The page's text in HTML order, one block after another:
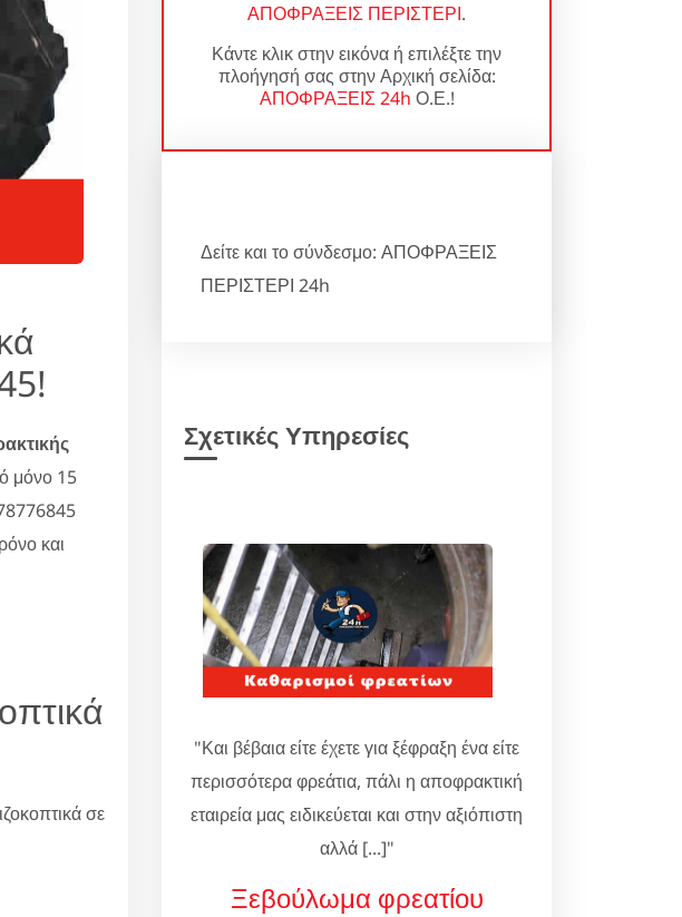
μόνο 15
και
σε
ΑΠΟΦΡΑΞΕΙΣ ΠΕΡΙΣΤΕΡΙ.
Κάντε κλικ στην εικόνα ή επιλέξτε την
πλοήγησή σας στην Αρχική σελίδα:
ΑΠΟΦΡΑΞΕΙΣ 24h Ο.Ε.!
Δείτε και το σύνδεσμο: ΑΠΟΦΡΑΞΕΙΣ
ΠΕΡΙΣΤΕΡΙ 24h
Σχετικές Υπηρεσίες
"Και βέβαια είτε έχετε για ξέφραξη ένα είτε
περισσότερα φρεάτια, πάλι η αποφρακτική
εταιρεία μας ειδικεύεται και στην αξιόπιστη
αλλά [...]"
Ξεβούλωμα φρεατίου